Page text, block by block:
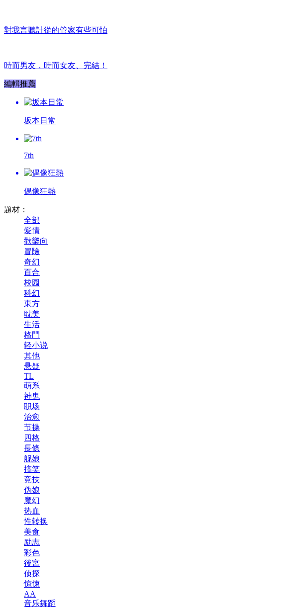
對我言聽計從的管家有些可怕
時而男友，時而女友、完結！
編輯推薦
坂本日常
7th
偶像狂熱
題材：
全部
愛情
歡樂向
冒險
奇幻
百合
校园
科幻
東方
耽美
生活
格鬥
轻小说
其他
悬疑
TL
萌系
神鬼
职场
治愈
节操
四格
長條
舰娘
搞笑
竞技
伪娘
魔幻
热血
性转换
美食
励志
彩色
後宮
侦探
惊悚
AA
音乐舞蹈